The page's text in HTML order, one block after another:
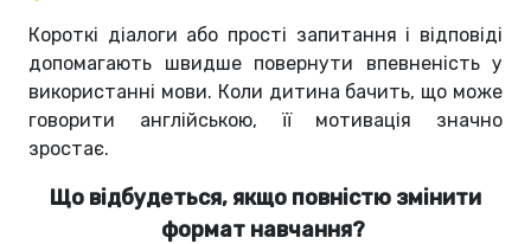
Короткі діалоги або прості запитання і відповіді
допомагають швидше повернути впевненість у
використанні мови. Коли дитина бачить, що може
говорити англійською, її мотивація значно
зростає.
Що відбудеться, якщо повністю змінити
формат навчання?